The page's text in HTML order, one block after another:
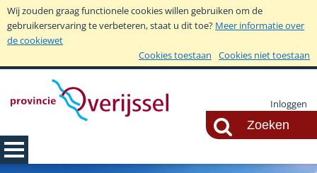
Wij zouden graag functionele cookies willen gebruiken om de
gebruikerservaring te verbeteren, staat u dit toe? Meer informatie over
de cookiewet
Cookies toestaan
Cookies niet toestaan
Inloggen